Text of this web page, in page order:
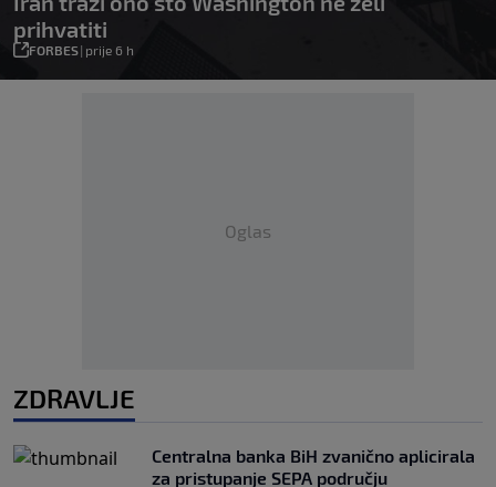
prihvatiti
FORBES| prije 6 h
Oglas
ZDRAVLJE
Centralna banka BiH zvanično aplicirala
za pristupanje SEPA području